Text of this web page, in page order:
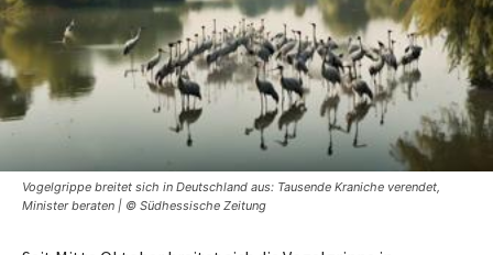
Vogelgrippe breitet sich in Deutschland aus: Tausende Kraniche verendet,
Minister beraten | © Südhessische Zeitung